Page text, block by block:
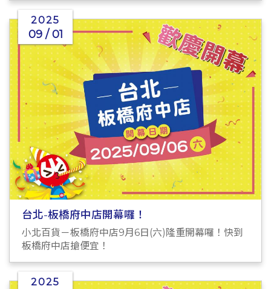
2025
09 / 01
台北-板橋府中店開幕囉！
小北百貨－板橋府中店9月6日(六)隆重開幕囉！快到
板橋府中店搶便宜！
2025